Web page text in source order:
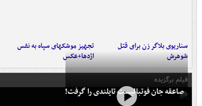
سناریوی بلاگر زن برای قتل
شوهرش
تجهیز موشکهای سپاه به نفس
اژدها+عکس
فیلم برگزیده
صاعقه جان فوتبالیست تایلندی را گرفت!